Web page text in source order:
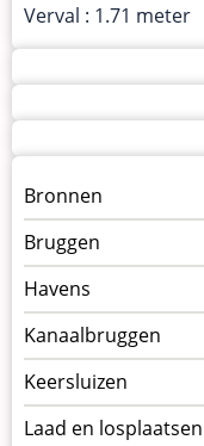
Verval : 1.71 meter
Menu
kunstwerken
op
Bronnen
Bruggen
Havens
Kanaalbruggen
Keersluizen
Laad en losplaatsen